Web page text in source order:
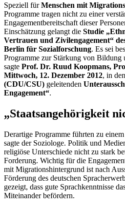
Speziell fürMenschen mit
Programme tragen nicht zu einer
Engagementbereitschaft dieser
Einschätzung gelangt die Studie
Vertrauen und Zivilengagement“
Berlin für Sozialforschung. Es sei
Programme zur Stärkung von Bildung
sagte Prof. Dr. Ruud Koopmans,
Mittwoch, 12. Dezember 2012, in
(CDU/CSU) geleitenden
Engagement“.
„Staatsangehörigkeit
Derartige Programme führten zu
sagte der Soziologe. Politik und
religiöse Unterschiede nicht zu stark
Forderung. Wichtig für die
mit Migrationshintergrund ist nach
Förderung des deutschen
gezeigt, dass gute Sprachkenntnisse
Miteinander befördern.